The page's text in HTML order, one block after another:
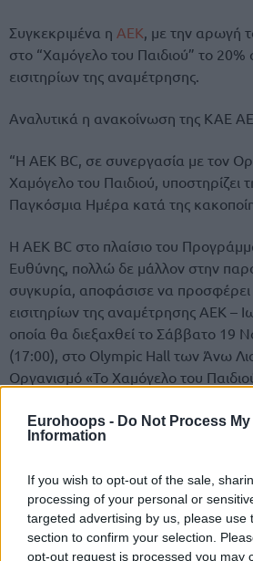
Eurohoops - Do Not Process My
Information
If you wish to opt-out of the sale,
processing of your personal or
targeted advertising by us, please use
section to confirm your selection.
opt-out request is processed you may
Συγκεκριμένα η ΑΕΚ , με την αρωγή
στο “Χαμόγελο του Παιδιού” το
εισιτηρίων της αναμέτρησης.
Αναλυτικά η ανακοίνωση της ΚΑΕ
“H ΑΕΚ BC, σε συνεργασία με τον
Χαμόγελο του Παιδιού, υποστηρίζει
Παγκόσμια Ημέρα κατά της
Η ΑΕΚ BC στο πλαίσιο του
Ευθύνης, πολλώ δε μάλλον στην
συγκυρία, αποφάσισε να προσφέρει
εισιτηρίων της αναμέτρησης ΑΕΚ –
οποία θα διεξαχθεί το Σάββατο 19
(17:00), στο Olympic Hall των Άνω
Οργανισμό «Το Χαμόγελο του